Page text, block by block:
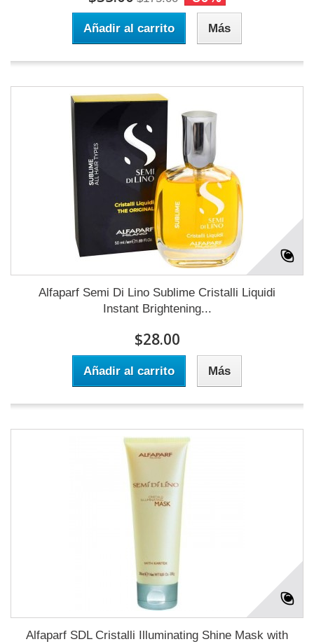
Añadir al carrito Más
Alfaparf Semi Di Lino Sublime Cristalli Liquidi
Instant Brightening...
$28.00
Añadir al carrito Más
Alfaparf SDL Cristalli Illuminating Shine Mask with